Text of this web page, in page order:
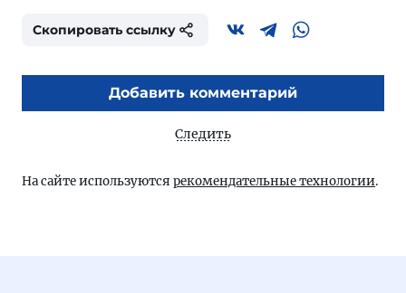
Скопировать ссылку
Добавить комментарий
Следить
На сайте используются рекомендательные технологии.